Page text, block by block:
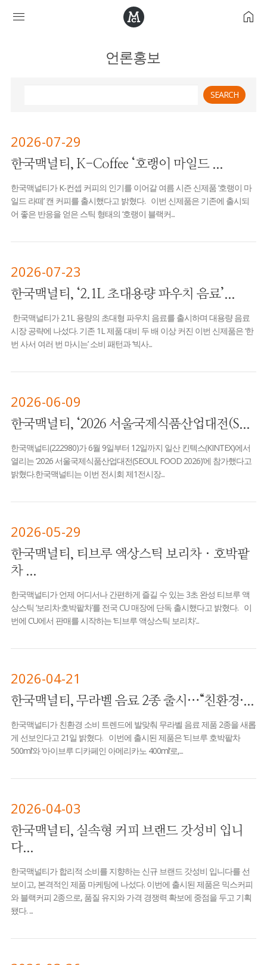
menu
언론홍보
2026-07-29
한국맥널티, K-Coffee ‘호랭이 마일드 ...
한국맥널티가 K-컨셉 커피의 인기를 이어갈 여름 시즌 신제품 ‘호랭이 마
일드 라떼’ 캔 커피를 출시했다고 밝혔다. 이번 신제품은 기존에 출시되
어 좋은 반응을 얻은 스틱 형태의 ‘호랭이 블랙커...
2026-07-23
한국맥널티, ‘2.1L 초대용량 파우치 음료’...
한국맥널티가 2.1L 용량의 초대형 파우치 음료를 출시하며 대용량 음료
시장 공략에 나섰다. 기존 1L 제품 대비 두 배 이상 커진 이번 신제품은 ‘한
번 사서 여러 번 마시는’ 소비 패턴과 ‘빅사...
2026-06-09
한국맥널티, ‘2026 서울국제식품산업대전(S...
한국맥널티(222980)가 6월 9일부터 12일까지 일산 킨텍스(KINTEX)에서
열리는 ‘2026 서울국제식품산업대전(SEOUL FOOD 2026)’에 참가했다고
밝혔다.한국맥널티는 이번 전시회 제1전시장...
2026-05-29
한국맥널티, 티브루 액상스틱 보리차ㆍ호박팥
차 ...
한국맥널티가 언제 어디서나 간편하게 즐길 수 있는 3초 완성 티브루 액
상스틱 ‘보리차·호박팥차’를 전국 CU 매장에 단독 출시했다고 밝혔다. 이
번에 CU에서 판매를 시작하는 ‘티브루 액상스틱 보리차’...
2026-04-21
한국맥널티, 무라벨 음료 2종 출시…“친환경·...
한국맥널티가 친환경 소비 트렌드에 발맞춰 무라벨 음료 제품 2종을 새롭
게 선보인다고 21일 밝혔다. 이번에 출시된 제품은 ‘티브루 호박팥차
500ml’와 ‘아이브루 디카페인 아메리카노 400ml’로,...
2026-04-03
한국맥널티, 실속형 커피 브랜드 갓성비 입니
다...
한국맥널티가 합리적 소비를 지향하는 신규 브랜드 갓성비 입니다를 선
보이고, 본격적인 제품 마케팅에 나섰다. 이번에 출시된 제품은 믹스커피
와 블랙커피 2종으로, 품질 유지와 가격 경쟁력 확보에 중점을 두고 기획
됐다. ...